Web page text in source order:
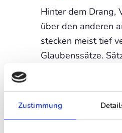
Zustimmung
Hinter dem Drang,
über den anderen
stecken meist tief
Glaubenssätze.
keine Schwäche
„Wenn ich
bedürftig“ fungieren
Gitterstäbe in